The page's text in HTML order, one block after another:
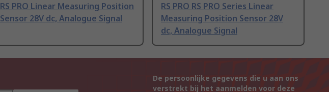
RS PRO Linear Measuring Position
Sensor 28V dc, Analogue Signal
RS PRO RS PRO Series Linear
Measuring Position Sensor 28V
dc, Analogue Signal
De persoonlijke gegevens die u aan ons
verstrekt bij het aanmelden voor deze